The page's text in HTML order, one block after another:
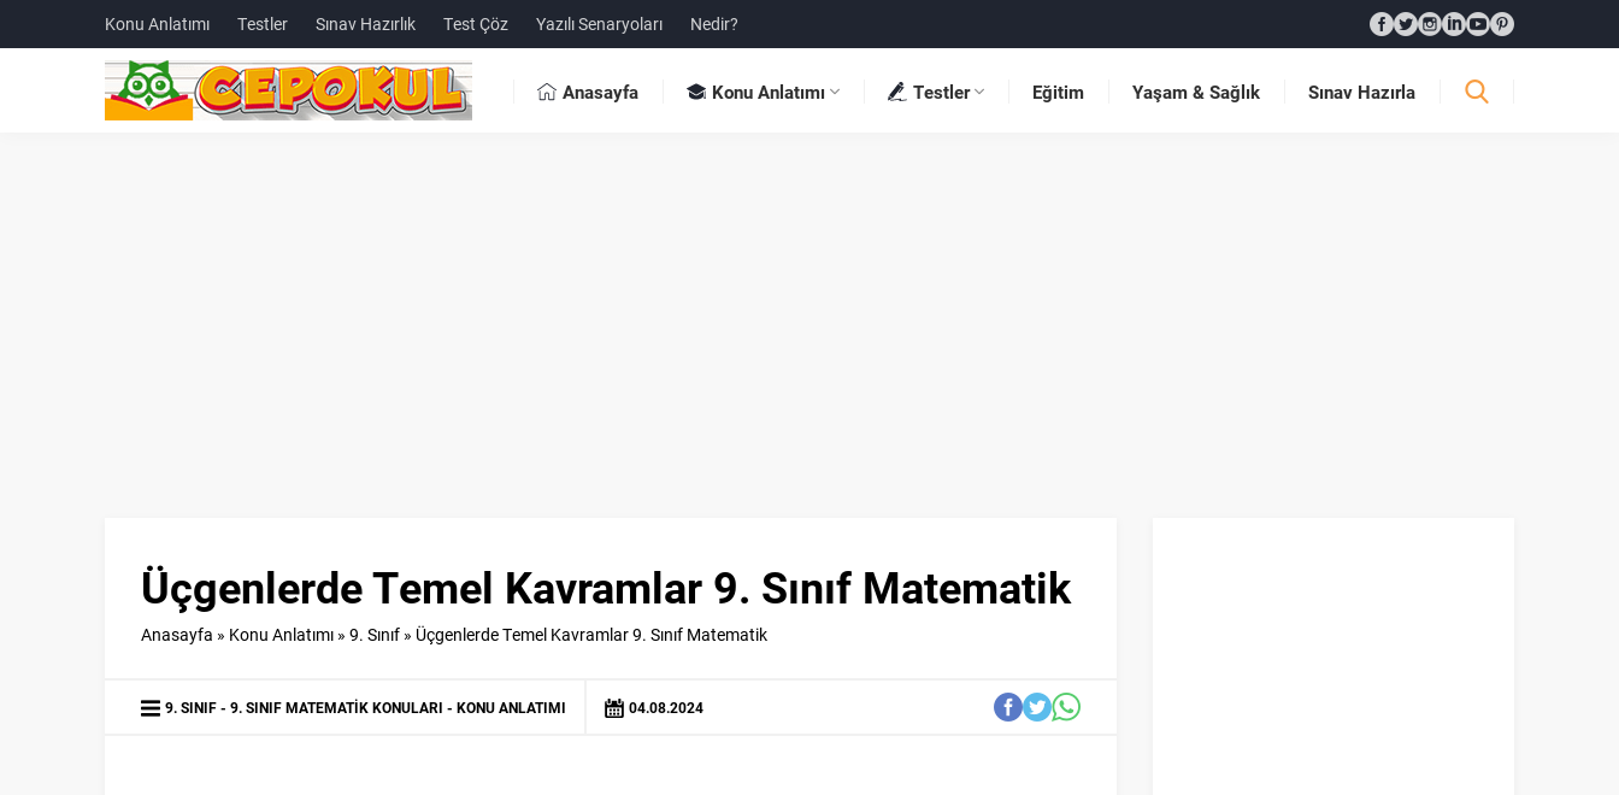
Konu Anlatımı Testler Sınav Hazırlık Test Çöz Yazılı Senaryoları Nedir?
Anasayfa Konu Anlatımı Testler Eğitim Yaşam & Sağlık Sınav Hazırla
Üçgenlerde Temel Kavramlar 9. Sınıf Matematik
Anasayfa » Konu Anlatımı » 9. Sınıf » Üçgenlerde Temel Kavramlar 9. Sınıf Matematik
9. SINIF 9. SINIF MATEMATIK KONULARI KONU ANLATIMI 04.08.2024